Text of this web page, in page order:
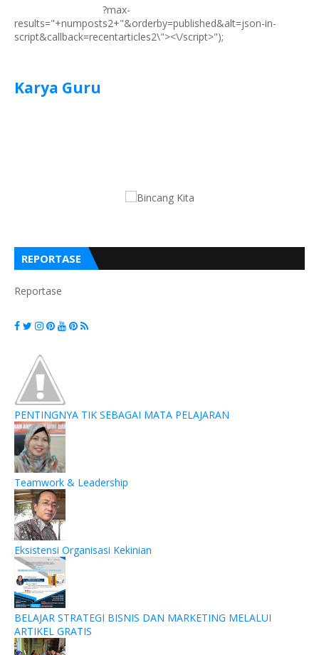
?max-
results="+numposts2+"&orderby=published&alt=json-in-
script&callback=recentarticles2\"><\/script>");
Karya Guru
REPORTASE
Reportase
PENTINGNYA TIK SEBAGAI MATA PELAJARAN
Teamwork & Leadership
Eksistensi Organisasi Kekinian
BELAJAR STRATEGI BISNIS DAN MARKETING MELALUI
ARTIKEL GRATIS